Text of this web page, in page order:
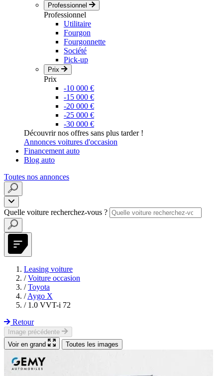
Professionnel
Professionnel
Utilitaire
Fourgon
Fourgonnette
Société
Pick-up
Prix
Prix
-10 000 €
-15 000 €
-20 000 €
-25 000 €
-30 000 €
Découvrir nos offres sans plus tarder !
Annonces voitures d'occasion
Financement auto
Blog auto
Toutes nos annonces
Quelle voiture recherchez-vous ?
Leasing voiture
/ Voiture occasion
/ Toyota
/ Aygo X
/ 1.0 VVT-i 72
Retour
Image précédente
Voir en grand
Toutes les images